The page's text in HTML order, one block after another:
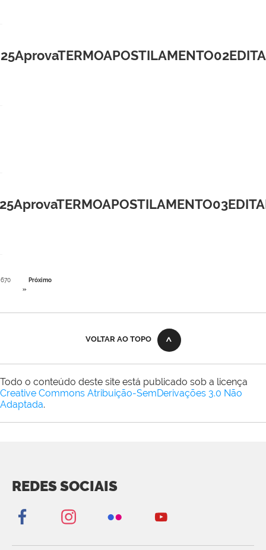
670
Próximo
»
VOLTAR AO TOPO
Todo o conteúdo deste site está publicado sob a licença
Creative Commons Atribuição-SemDerivações 3.0 Não
Adaptada.
REDES SOCIAIS